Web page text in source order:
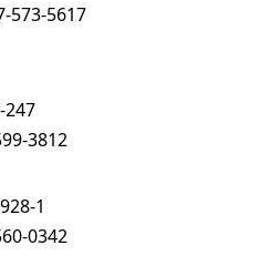
573-5617
247
3812
1
0342